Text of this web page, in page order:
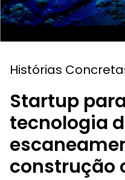
Histórias
Startup
tecnologia
construção